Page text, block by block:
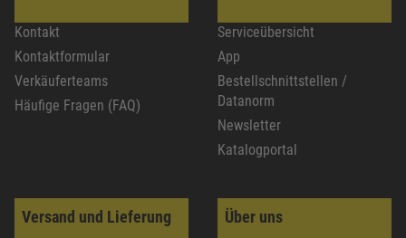
Kontakt
Kontaktformular
Verkäuferteams
Häufige Fragen (FAQ)
Serviceübersicht
App
Bestellschnittstellen /
Datanorm
Newsletter
Katalogportal
Versand und Lieferung Über uns